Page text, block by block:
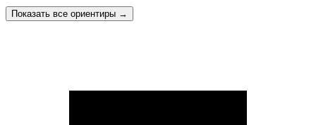
Показать все ориентиры →